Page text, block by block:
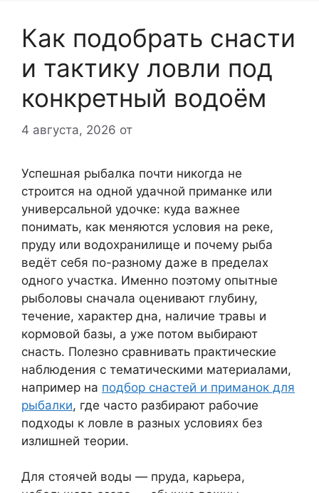
Как подобрать снасти
и тактику ловли под
конкретный водоём
4 августа, 2026 от
Успешная рыбалка почти никогда не
строится на одной удачной приманке или
универсальной удочке: куда важнее
понимать, как меняются условия на реке,
пруду или водохранилище и почему рыба
ведёт себя по-разному даже в пределах
одного участка. Именно поэтому опытные
рыболовы сначала оценивают глубину,
течение, характер дна, наличие травы и
кормовой базы, а уже потом выбирают
снасть. Полезно сравнивать практические
наблюдения с тематическими материалами,
например на подбор снастей и приманок для
рыбалки, где часто разбирают рабочие
подходы к ловле в разных условиях без
излишней теории.
Для стоячей воды — пруда, карьера,